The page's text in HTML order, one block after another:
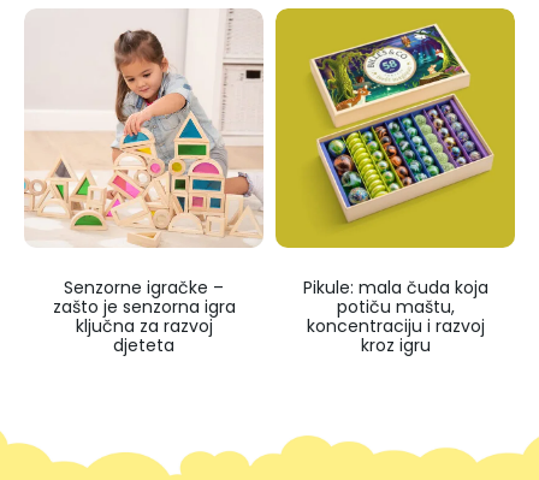
Senzorne igračke –
zašto je senzorna igra
ključna za razvoj
djeteta
Pikule: mala čuda koja
potiču maštu,
koncentraciju i razvoj
kroz igru